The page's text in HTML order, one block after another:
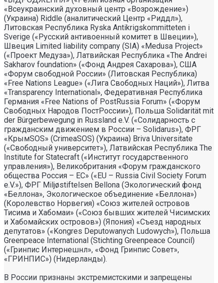
«Всеукраинский духовный центр «Возрождение»)
(Украина) Riddle (аналитический Центр «Риддл»),
Литовская Республика Ryska Antikrigskommitteten i
Sverige («Русский антивоенный комитет в Швеции»),
Швеция Limited liability company (SIA) «Medusa Project»
(«Проект Медуза»), Латвийская Республика «The Andrei
Sakharov foundation» («Фонд Андрея Сахарова»), США
«Форум свободной России» (Литовская Республика)
«Free Nations League» («Лига Свободных Наций»), Литва
«Transparеncy International», Федеративная Республика
Германия «Free Nations of PostRussia Forum» («Форум
Свободных Народов ПостРоссии»), Польша Solidarität mit
der Bürgerbewegung in Russland e.V. («Солидарность с
гражданским движением в России – Solidarus»), ФРГ
«КрымSOS» (CrimeaSOS) (Украина) Briva Universitate
(«Свободный университет»), Латвийская Республика The
Institute for Statecraft («Институт государственного
управления»), Великобритания «Форум гражданского
общества Россия – ЕС» («EU – Russia Civil Society Forum
e.V.»), ФРГ Miljøstiftelsen Bellona (Экологический фонд
«Беллона», Экологическое объединение «Беллона»)
(Королевство Норвегия) «Союз жителей островов
Тисима и Хабомаи» («Союз бывших жителей Чисимских
и Хабомайских островов») (Япония) «Съезд народных
депутатов» («Kongres Deputowanych Ludowych»), Польша
Greenpeace International (Stichting Greenpeace Council)
(«Гринпис Интернешнл», «Фонд Гринпис Совет»,
«ГРИНПИС») (Нидерланды).
В России признаны экстремистскими и запрещены